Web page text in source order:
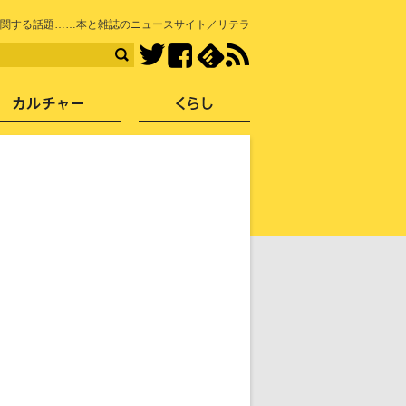
する話題……本と雑誌のニュースサイト／リテラ
TwitterFacebook
社会